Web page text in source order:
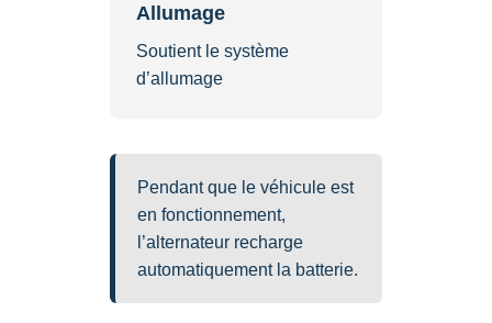
Allumage
Soutient le système
d’allumage
Pendant que le véhicule est
en fonctionnement,
l’alternateur recharge
automatiquement la batterie.